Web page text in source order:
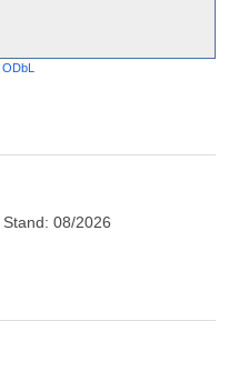
ODbL
08/2026